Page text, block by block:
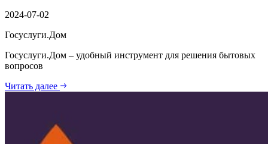
2024-07-02
Госуслуги.Дом
Госуслуги.Дом – удобный инструмент для решения бытовых
вопросов
Читать далее